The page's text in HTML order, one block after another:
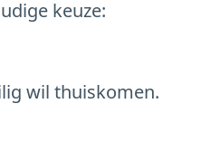
keuze:
wil thuiskomen.